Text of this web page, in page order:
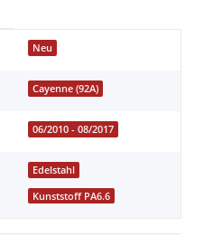
Neu
Cayenne (92A)
06/2010 - 08/2017
Edelstahl
Kunststoff PA6.6